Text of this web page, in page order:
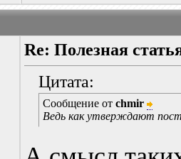
Re: Полезная
Цитата:
Сообщение от chmir
Ведь как утверждают